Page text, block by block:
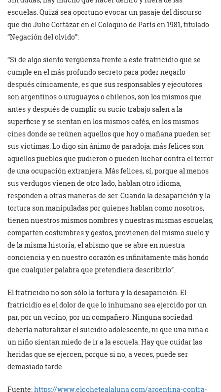
escuelas. Quizá sea oportuno evocar un pasaje del discurso
que dio Julio Cortázar en el Coloquio de París en 1981, titulado
“Negación del olvido”:
“Si de algo siento vergüenza frente a este fratricidio que se
cumple en el más profundo secreto para poder negarlo
después cínicamente, es que sus responsables y ejecutores
son argentinos o uruguayos o chilenos, son los mismos que
antes y después de cumplir su sucio trabajo salen a la
superficie y se sientan en los mismos cafés, en los mismos
cines donde se reúnen aquellos que hoy o mañana pueden ser
sus víctimas. Lo digo sin ánimo de paradoja: más felices son
aquellos pueblos que pudieron o pueden luchar contra el terror
de una ocupación extranjera. Más felices, sí, porque al menos
sus verdugos vienen de otro lado, hablan otro idioma,
responden a otras maneras de ser. Cuando la desaparición y la
tortura son manipuladas por quienes hablan como nosotros,
tienen nuestros mismos nombres y nuestras mismas escuelas,
comparten costumbres y gestos, provienen del mismo suelo y
de la misma historia, el abismo que se abre en nuestra
conciencia y en nuestro corazón es infinitamente más hondo
que cualquier palabra que pretendiera describirlo”.
El fratricidio no son sólo la tortura y la desaparición. El
fratricidio es el dolor de que lo inhumano sea ejercido por un
par, por un vecino, por un compañero. Ninguna sociedad
debería naturalizar el suicidio adolescente, ni que una niña o
un niño sientan miedo de ir a la escuela. Hay que cuidar las
heridas que se ejercen, porque si no, a veces, puede ser
demasiado tarde.
Fuente:https://www.elcohetealaluna.com/argentina-contra-